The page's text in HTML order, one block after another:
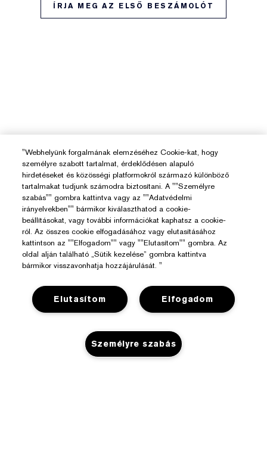
ÍRJA MEG AZ ELSŐ BESZÁMOLÓT
Segítségre Van Szükséged?
"Webhelyünk forgalmának elemzéséhez Cookie-kat, hogy
személyre szabott tartalmat, érdeklődésen alapuló
hirdetéseket és közösségi platformokról származó különböző
tartalmakat tudjunk számodra biztosítani. A ""Személyre
szabás"" gombra kattintva vagy az ""Adatvédelmi
irányelvekben"" bármikor kiválaszthatod a cookie-
beállításokat, vagy további információkat kaphatsz a cookie-
ról. Az összes cookie elfogadásához vagy elutasításához
kattintson az ""Elfogadom"" vagy ""Elutasítom"" gombra. Az
oldal alján található „Sütik kezelése” gombra kattintva
bármikor visszavonhatja hozzájárulását. "
Elfogadom
Elutasítom
Személyre szabás